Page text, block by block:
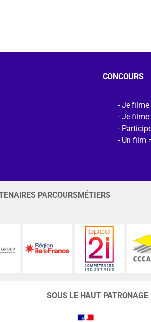
CONCOURS
Je filme
Je
Un film
PARCOURSMÉTIERS
SOUS LE HAUT PATRONAGE